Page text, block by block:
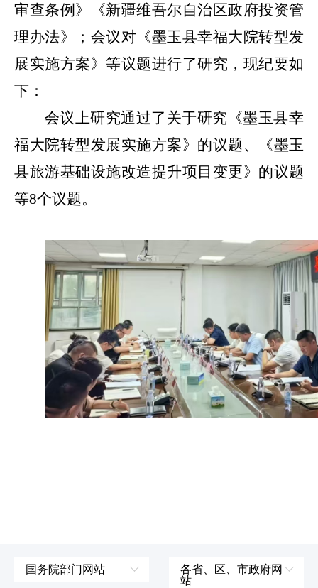
审查条例》《新疆维吾尔自治区政府投资管
理办法》；会议对《墨玉县幸福大院转型发
展实施方案》等议题进行了研究，现纪要如
下：
会议上研究通过了 关于研究 《墨玉县幸
福大院转型发展实施方案》的议题、
《墨玉
县旅游基础设施改造提升项目变更》 的议题
等8个议题。
国务院部门网站
各省、区、市政府网
站